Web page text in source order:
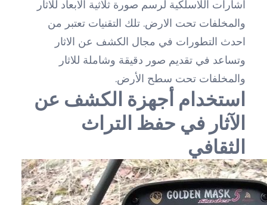
اشارات اللاسلكية لرسم صورة ثلاثية الابعاد للاثار
والمخلفات تحت الارض. تلك التقنيات تعتبر من
احدث التطورات في مجال الكشف عن الاثار
وتساعد في تقديم صور دقيقة وشاملة للاثار
والمخلفات تحت سطح الأرض.
استخدام أجهزة الكشف عن
الآثار في حفظ التراث
الثقافي